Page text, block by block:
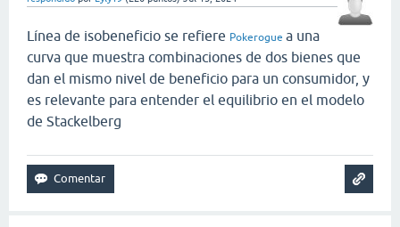
Línea de isobeneficio se refiere Pokerogue a una
curva que muestra combinaciones de dos bienes que
dan el mismo nivel de beneficio para un consumidor, y
es relevante para entender el equilibrio en el modelo
de Stackelberg